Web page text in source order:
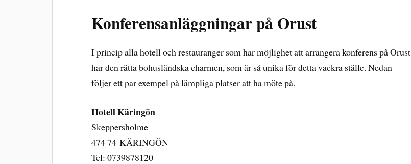
Konferensanläggningar på Orust
I princip alla hotell och restauranger som har möjlighet att arrangera konferens på Orust
har den rätta bohusländska charmen, som är så unika för detta vackra ställe. Nedan
följer ett par exempel på lämpliga platser att ha möte på.
Hotell Käringön
Skeppersholme
474 74 KÄRINGÖN
Tel: 0739878120